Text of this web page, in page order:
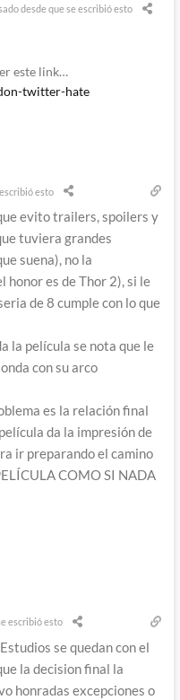
desde que se escribió esto
este link…
twitter-hate
esto
evito trailers, spoilers y
tuviera grandes
suena), no la
honor es de Thor 2), si le
de 8 cumple con lo que
la película se nota que le
con su arco
es la relación final
da la impresión de
ir preparando el camino
COMO SI NADA
escribió esto
se quedan con el
la decision final la
honradas excepciones o